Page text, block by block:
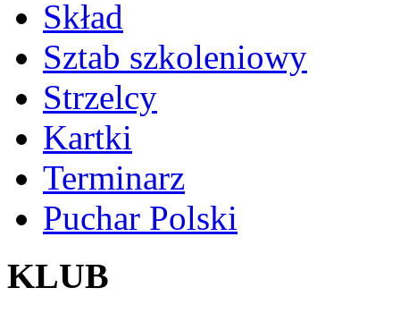
Skład
Sztab szkoleniowy
Strzelcy
Kartki
Terminarz
Puchar Polski
KLUB